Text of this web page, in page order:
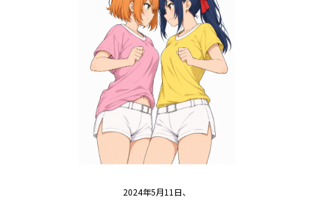
2024年5月11日、